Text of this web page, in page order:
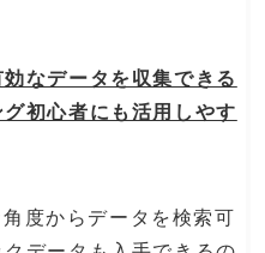
なデータを収集できる
初心者にも活用しやす
度からデータを検索可